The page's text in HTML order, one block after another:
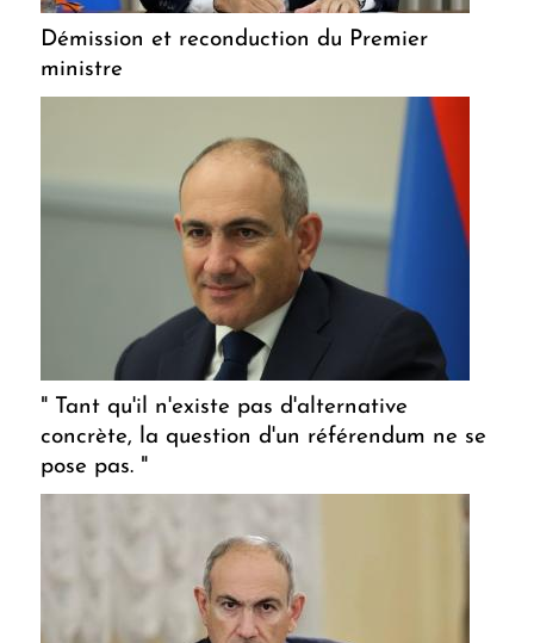
Démission et reconduction du Premier
ministre
" Tant qu'il n'existe pas d'alternative
concrète, la question d'un référendum ne se
pose pas. "